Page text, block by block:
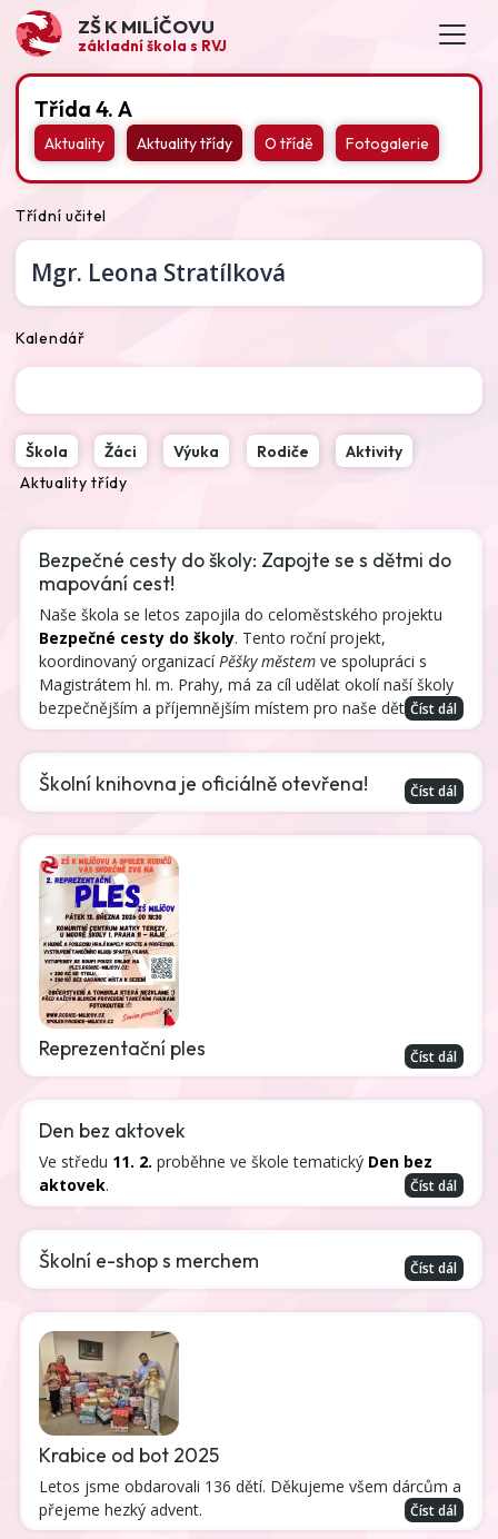
ZŠ K MILÍČOVU
základní škola s RVJ
Třída 4. A
Aktuality Aktuality třídy O třídě Fotogalerie
Třídní učitel
Mgr. Leona Stratílková
Kalendář
Škola Žáci Výuka Rodiče
Aktivity
Aktuality třídy
Bezpečné cesty do školy: Zapojte se s dětmi do
mapování cest!
Naše škola se letos zapojila do celoměstského projektu
Bezpečné cesty do školy. Tento roční projekt,
koordinovaný organizacíPěšky městem ve spolupráci s
Magistrátem hl. m. Prahy, má za cíl udělat okolí naší školy
bezpečnějším a příjemnějším místem pro naše děti.Číst dál
Školní knihovna je oficiálně otevřena! Číst dál
Reprezentační ples Číst dál
Den bez aktovek
Ve středu 11. 2. proběhne ve škole tematický Den bez
aktovek. Číst dál
Školní e-shop s merchem Číst dál
Krabice od bot 2025
Letos jsme obdarovali 136 dětí. Děkujeme všem dárcům a
přejeme hezký advent.
Číst dál